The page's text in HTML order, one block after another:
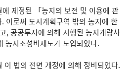
제정된 「농지의 보전 및 이용에 관
이로써 도시계획구역 밖의 농지에 한
, 공공투자에 의해 시행된 농지개량사
농지조성비제도가 도입되었다.
법의 전면 개정에 의해 정비되었다.